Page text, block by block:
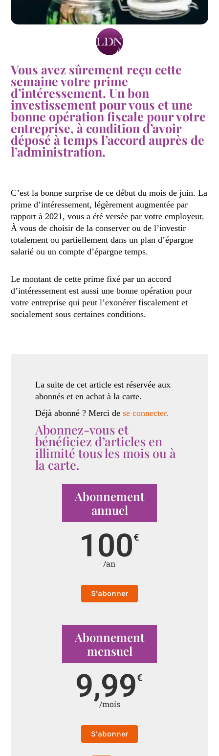
Vous avez sûrement reçu cette
semaine votre prime
d’intéressement. Un bon
investissement pour vous et une
bonne opération fiscale pour votre
entreprise, à condition d’avoir
déposé à temps l’accord auprès de
l’administration.
C’est la bonne surprise de ce début du mois de juin. La
prime d’intéressement, légèrement augmentée par
rapport à 2021, vous a été versée par votre employeur.
À vous de choisir de la conserver ou de l’investir
totalement ou partiellement dans un plan d’épargne
salarié ou un compte d’épargne temps.
Le montant de cette prime fixé par un accord
d’intéressement est aussi une bonne opération pour
votre entreprise qui peut l’exonérer fiscalement et
socialement sous certaines conditions.
La suite de cet article est réservée aux
abonnés et en achat à la carte.
Déjà abonné ? Merci dese connecter.
Abonnez-vous et
bénéficiez d’articles en
illimité tous les mois ou à
la carte.
Abonnement
annuel
100€
/an
S’abonner
Abonnement
mensuel
9,99€
/mois
S’abonner